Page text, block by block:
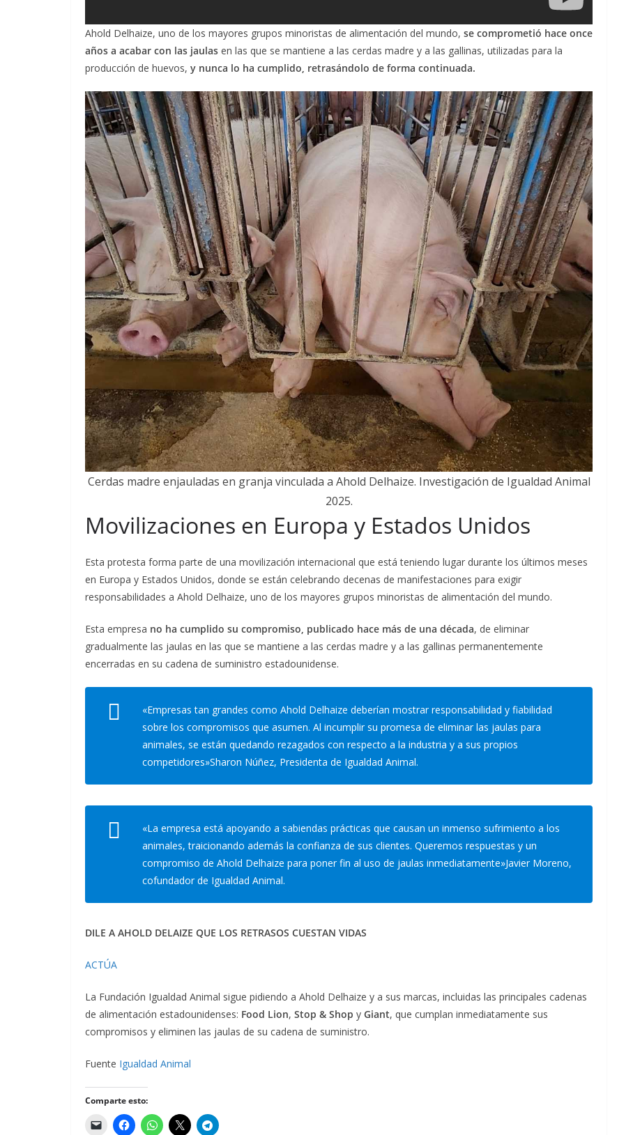
Ahold Delhaize, uno de los mayores grupos minoristas de alimentación del mundo, se comprometió hace once
años a acabar con las jaulas en las que se mantiene a las cerdas madre y a las gallinas, utilizadas para la
producción de huevos, y nunca lo ha cumplido, retrasándolo de forma continuada.
Cerdas madre enjauladas en granja vinculada a Ahold Delhaize. Investigación de Igualdad Animal
2025.
Movilizaciones en Europa y Estados Unidos
Esta protesta forma parte de una movilización internacional que está teniendo lugar durante los últimos meses
en Europa y Estados Unidos, donde se están celebrando decenas de manifestaciones para exigir
responsabilidades a Ahold Delhaize, uno de los mayores grupos minoristas de alimentación del mundo.
Esta empresa no ha cumplido su compromiso, publicado hace más de una década, de eliminar
gradualmente las jaulas en las que se mantiene a las cerdas madre y a las gallinas permanentemente
encerradas en su cadena de suministro estadounidense.
«Empresas tan grandes como Ahold Delhaize deberían mostrar responsabilidad y fiabilidad
sobre los compromisos que asumen. Al incumplir su promesa de eliminar las jaulas para
animales, se están quedando rezagados con respecto a la industria y a sus propios
competidores»Sharon Núñez, Presidenta de Igualdad Animal.
«La empresa está apoyando a sabiendas prácticas que causan un inmenso sufrimiento a los
animales, traicionando además la confianza de sus clientes. Queremos respuestas y un
compromiso de Ahold Delhaize para poner fin al uso de jaulas inmediatamente»Javier Moreno,
cofundador de Igualdad Animal.
DILE A AHOLD DELAIZE QUE LOS RETRASOS CUESTAN VIDAS
ACTÚA
La Fundación Igualdad Animal sigue pidiendo a Ahold Delhaize y a sus marcas, incluidas las principales cadenas
de alimentación estadounidenses: Food Lion, Stop & Shop y Giant, que cumplan inmediatamente sus
compromisos y eliminen las jaulas de su cadena de suministro.
Fuente Igualdad Animal
Comparte esto: